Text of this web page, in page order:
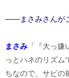
――まさみさんが
まさみ 「『大っ
っとハネのリズム
ちなので、サビの